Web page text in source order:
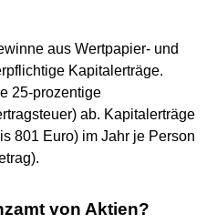
aus Wertpapier- und
Kapitalerträge.
25-prozentige
ab. Kapitalerträge
801 Euro) im Jahr je Person
von Aktien?